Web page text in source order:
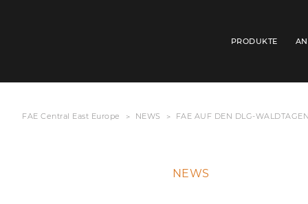
PRODUKTE
FAE Central East Europe NEWS FAE AUF DEN DLG-
NEWS